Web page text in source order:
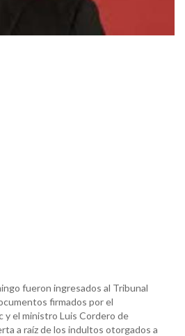
fueron ingresados al Tribunal
firmados por el
y el ministro Luis Cordero de
a raíz de los indultos otorgados a